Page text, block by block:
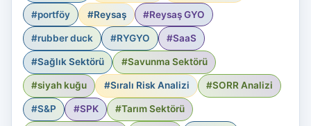
#portföy #Reysaş #Reysaş GYO
#rubber duck #RYGYO #SaaS
#Sağlık Sektörü #Savunma Sektörü
#siyah kuğu #Sıralı Risk Analizi #SORR Analizi
#S&P #SPK #Tarım Sektörü